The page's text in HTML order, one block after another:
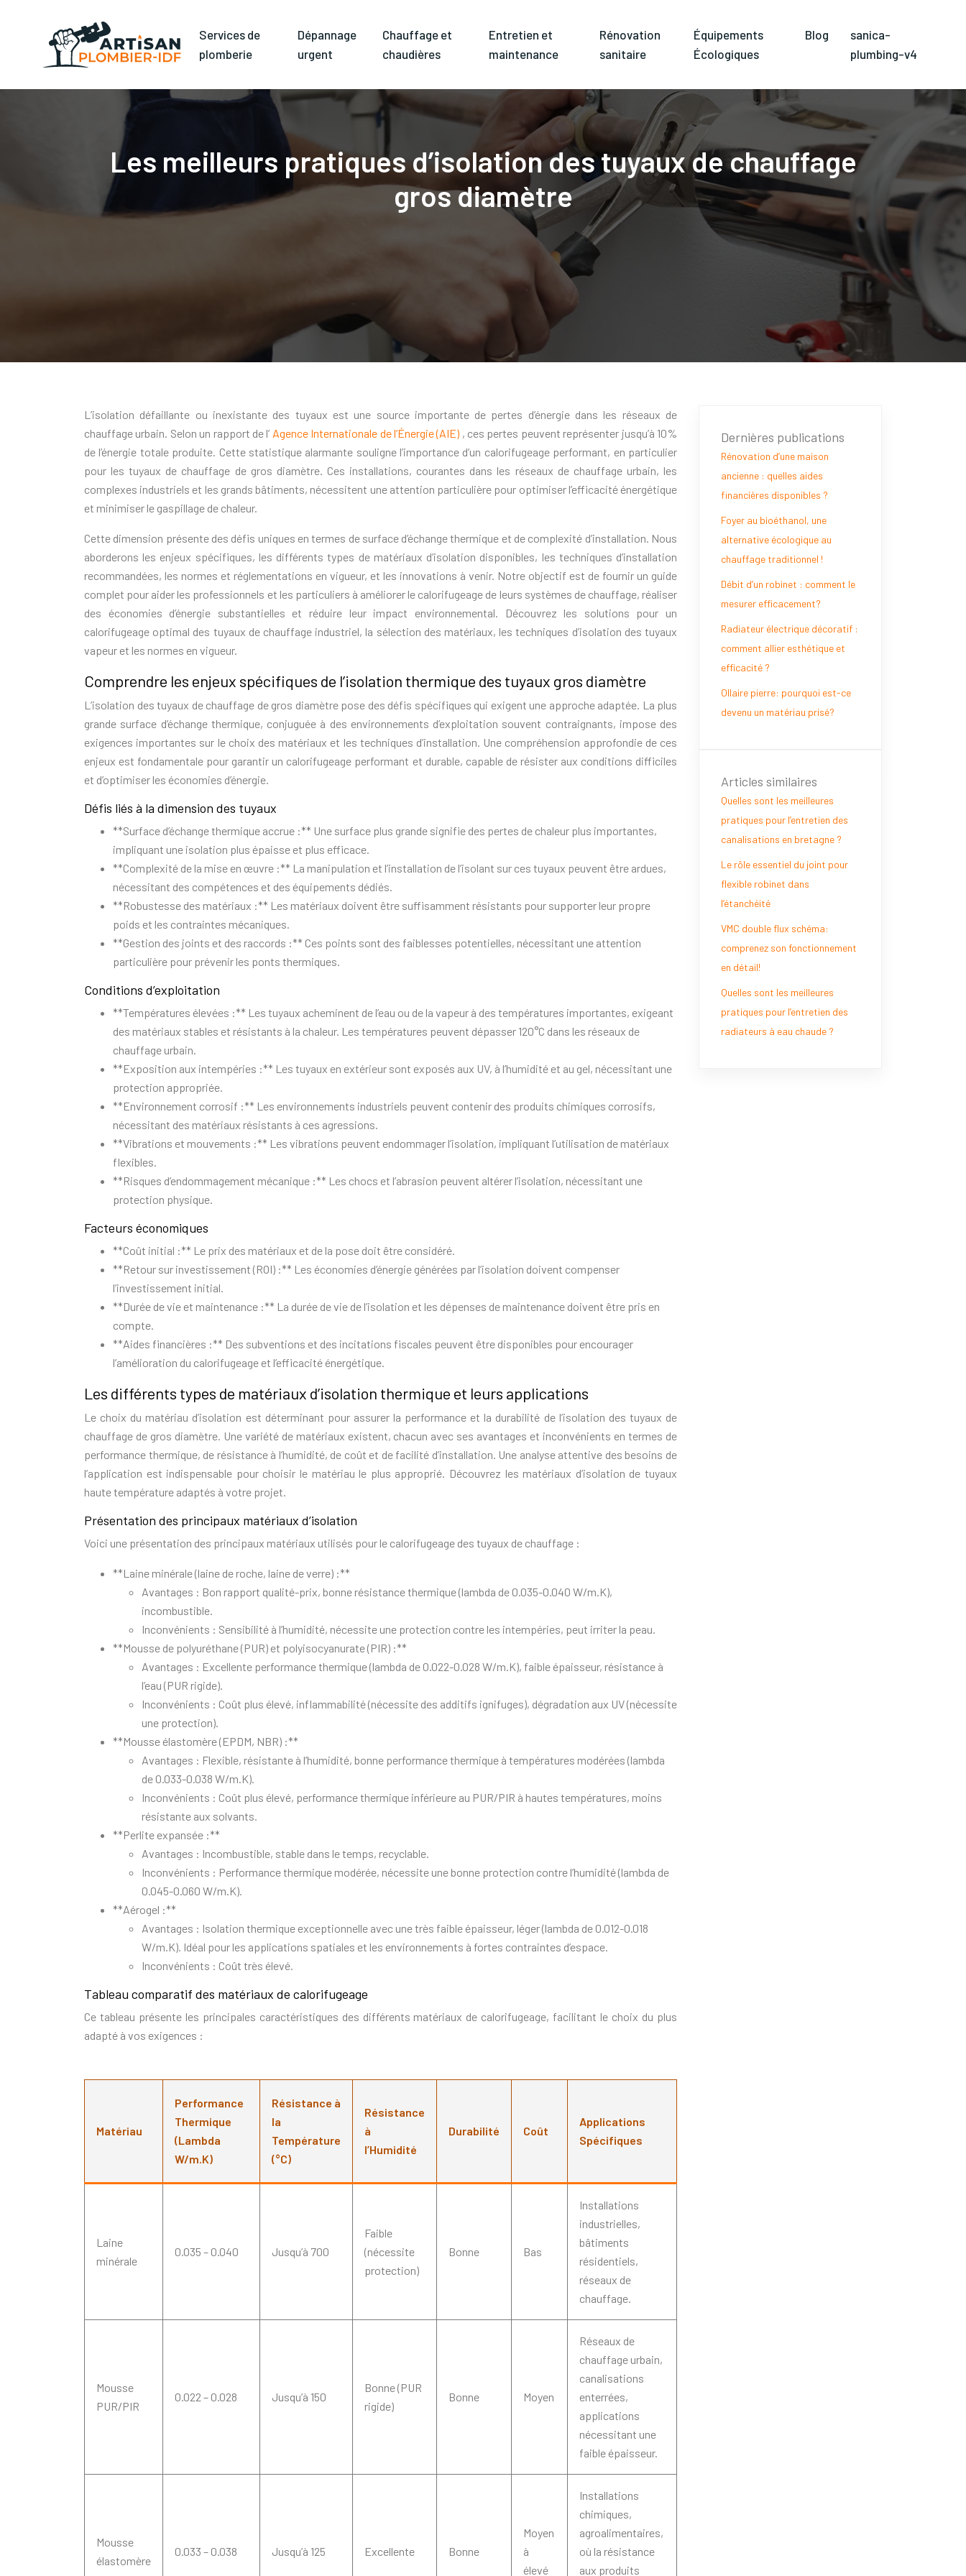
Services de
plomberie
Dépannage
urgent
Chauffage et
chaudières
Entretien et
maintenance
Rénovation
sanitaire
Équipements
Écologiques
Blog
sanica-
plumbing-v4
Les meilleurs pratiques d’isolation des tuyaux de chauffage
gros diamètre
L’isolation défaillante ou inexistante des tuyaux est une source importante de pertes d’énergie dans les réseaux de
chauffage urbain. Selon un rapport de l’ Agence Internationale de l’Énergie (AIE) , ces pertes peuvent représenter jusqu’à 10%
de l’énergie totale produite. Cette statistique alarmante souligne l’importance d’un calorifugeage performant, en particulier
pour les tuyaux de chauffage de gros diamètre. Ces installations, courantes dans les réseaux de chauffage urbain, les
complexes industriels et les grands bâtiments, nécessitent une attention particulière pour optimiser l’efficacité énergétique
et minimiser le gaspillage de chaleur.
Cette dimension présente des défis uniques en termes de surface d’échange thermique et de complexité d’installation. Nous
aborderons les enjeux spécifiques, les différents types de matériaux d’isolation disponibles, les techniques d’installation
recommandées, les normes et réglementations en vigueur, et les innovations à venir. Notre objectif est de fournir un guide
complet pour aider les professionnels et les particuliers à améliorer le calorifugeage de leurs systèmes de chauffage, réaliser
des économies d’énergie substantielles et réduire leur impact environnemental. Découvrez les solutions pour un
calorifugeage optimal des tuyaux de chauffage industriel, la sélection des matériaux, les techniques d’isolation des tuyaux
vapeur et les normes en vigueur.
Comprendre les enjeux spécifiques de l’isolation thermique des tuyaux gros diamètre
L’isolation des tuyaux de chauffage de gros diamètre pose des défis spécifiques qui exigent une approche adaptée. La plus
grande surface d’échange thermique, conjuguée à des environnements d’exploitation souvent contraignants, impose des
exigences importantes sur le choix des matériaux et les techniques d’installation. Une compréhension approfondie de ces
enjeux est fondamentale pour garantir un calorifugeage performant et durable, capable de résister aux conditions difficiles
et d’optimiser les économies d’énergie.
Défis liés à la dimension des tuyaux
**Surface d’échange thermique accrue :** Une surface plus grande signifie des pertes de chaleur plus importantes,
impliquant une isolation plus épaisse et plus efficace.
**Complexité de la mise en œuvre :** La manipulation et l’installation de l’isolant sur ces tuyaux peuvent être ardues,
nécessitant des compétences et des équipements dédiés.
**Robustesse des matériaux :** Les matériaux doivent être suffisamment résistants pour supporter leur propre
poids et les contraintes mécaniques.
**Gestion des joints et des raccords :** Ces points sont des faiblesses potentielles, nécessitant une attention
particulière pour prévenir les ponts thermiques.
Conditions d’exploitation
**Températures élevées :** Les tuyaux acheminent de l’eau ou de la vapeur à des températures importantes, exigeant
des matériaux stables et résistants à la chaleur. Les températures peuvent dépasser 120°C dans les réseaux de
chauffage urbain.
**Exposition aux intempéries :** Les tuyaux en extérieur sont exposés aux UV, à l’humidité et au gel, nécessitant une
protection appropriée.
**Environnement corrosif :** Les environnements industriels peuvent contenir des produits chimiques corrosifs,
nécessitant des matériaux résistants à ces agressions.
**Vibrations et mouvements :** Les vibrations peuvent endommager l’isolation, impliquant l’utilisation de matériaux
flexibles.
**Risques d’endommagement mécanique :** Les chocs et l’abrasion peuvent altérer l’isolation, nécessitant une
protection physique.
Facteurs économiques
**Coût initial :** Le prix des matériaux et de la pose doit être considéré.
**Retour sur investissement (ROI) :** Les économies d’énergie générées par l’isolation doivent compenser
l’investissement initial.
**Durée de vie et maintenance :** La durée de vie de l’isolation et les dépenses de maintenance doivent être pris en
compte.
**Aides financières :** Des subventions et des incitations fiscales peuvent être disponibles pour encourager
l’amélioration du calorifugeage et l’efficacité énergétique.
Les différents types de matériaux d’isolation thermique et leurs applications
Le choix du matériau d’isolation est déterminant pour assurer la performance et la durabilité de l’isolation des tuyaux de
chauffage de gros diamètre. Une variété de matériaux existent, chacun avec ses avantages et inconvénients en termes de
performance thermique, de résistance à l’humidité, de coût et de facilité d’installation. Une analyse attentive des besoins de
l’application est indispensable pour choisir le matériau le plus approprié. Découvrez les matériaux d’isolation de tuyaux
haute température adaptés à votre projet.
Présentation des principaux matériaux d’isolation
Voici une présentation des principaux matériaux utilisés pour le calorifugeage des tuyaux de chauffage :
**Laine minérale (laine de roche, laine de verre) :**
Avantages : Bon rapport qualité-prix, bonne résistance thermique (lambda de 0.035-0.040 W/m.K),
incombustible.
Inconvénients : Sensibilité à l’humidité, nécessite une protection contre les intempéries, peut irriter la peau.
**Mousse de polyuréthane (PUR) et polyisocyanurate (PIR) :**
Avantages : Excellente performance thermique (lambda de 0.022-0.028 W/m.K), faible épaisseur, résistance à
l’eau (PUR rigide).
Inconvénients : Coût plus élevé, inflammabilité (nécessite des additifs ignifuges), dégradation aux UV (nécessite
une protection).
**Mousse élastomère (EPDM, NBR) :**
Avantages : Flexible, résistante à l’humidité, bonne performance thermique à températures modérées (lambda
de 0.033-0.038 W/m.K).
Inconvénients : Coût plus élevé, performance thermique inférieure au PUR/PIR à hautes températures, moins
résistante aux solvants.
**Perlite expansée :**
Avantages : Incombustible, stable dans le temps, recyclable.
Inconvénients : Performance thermique modérée, nécessite une bonne protection contre l’humidité (lambda de
0.045-0.060 W/m.K).
**Aérogel :**
Avantages : Isolation thermique exceptionnelle avec une très faible épaisseur, léger (lambda de 0.012-0.018
W/m.K). Idéal pour les applications spatiales et les environnements à fortes contraintes d’espace.
Inconvénients : Coût très élevé.
Tableau comparatif des matériaux de calorifugeage
Ce tableau présente les principales caractéristiques des différents matériaux de calorifugeage, facilitant le choix du plus
adapté à vos exigences :
Matériau
Performance
Thermique
(Lambda
W/m.K)
Résistance à
la
Température
(°C)
Résistance
à
l’Humidité
Durabilité Coût
Applications
Spécifiques
Laine
minérale
0.035 – 0.040 Jusqu’à 700
Faible
(nécessite
protection)
Bonne Bas
Installations
industrielles,
bâtiments
résidentiels,
réseaux de
chauffage.
Mousse
PUR/PIR
0.022 – 0.028 Jusqu’à 150
Bonne (PUR
rigide)
Bonne Moyen
Réseaux de
chauffage urbain,
canalisations
enterrées,
applications
nécessitant une
faible épaisseur.
Mousse
élastomère
0.033 – 0.038 Jusqu’à 125 Excellente Bonne
Moyen
à
élevé
Installations
chimiques,
agroalimentaires,
où la résistance
aux produits
Dernières publications
Rénovation d’une maison
ancienne : quelles aides
financières disponibles ?
Foyer au bioéthanol, une
alternative écologique au
chauffage traditionnel !
Débit d’un robinet : comment le
mesurer efficacement?
Radiateur électrique décoratif :
comment allier esthétique et
efficacité ?
Ollaire pierre: pourquoi est-ce
devenu un matériau prisé?
Articles similaires
Quelles sont les meilleures
pratiques pour l’entretien des
canalisations en bretagne ?
Le rôle essentiel du joint pour
flexible robinet dans
l’étanchéité
VMC double flux schéma:
comprenez son fonctionnement
en détail!
Quelles sont les meilleures
pratiques pour l’entretien des
radiateurs à eau chaude ?